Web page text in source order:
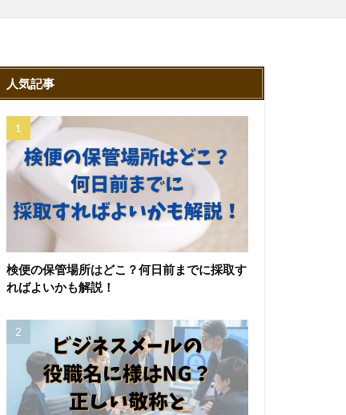
人気記事
検便の保管場所はどこ？何日前までに採取す
ればよいかも解説！